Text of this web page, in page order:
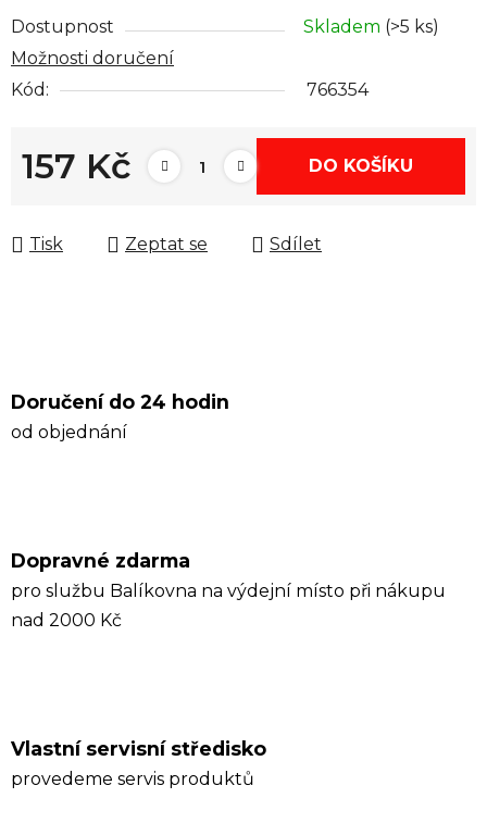
Dostupnost Skladem (>5 ks)
Možnosti doručení
Kód:
766354
157 Kč DO KOŠÍKU
Tisk Zeptat se Sdílet
Doručení do 24 hodin
od objednání
Dopravné zdarma
pro službu Balíkovna na výdejní místo při nákupu
nad 2000 Kč
Vlastní servisní středisko
provedeme servis produktů